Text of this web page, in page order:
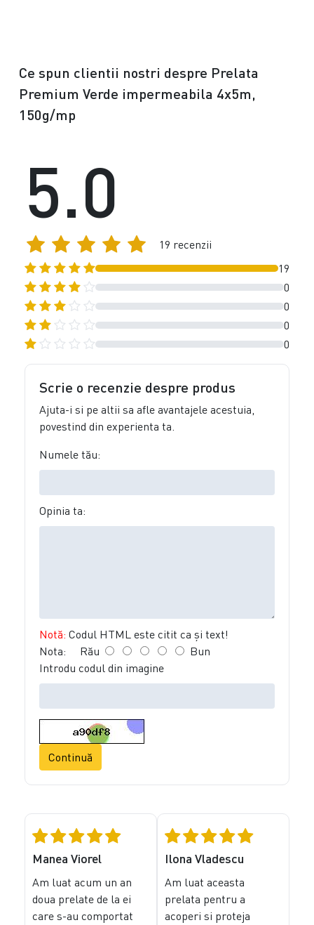
Ce spun clientii nostri despre Prelata
Premium Verde impermeabila 4x5m,
150g/mp
19
0
0
0
0
5.0
19 recenzii
Scrie o recenzie despre produs
Ajuta-i si pe altii sa afle avantajele acestuia,
povestind din experienta ta.
Numele tău:
Opinia ta:
Notă: Codul HTML este citit ca şi text!
Nota: Rău
Bun
Introdu codul din imagine
Continuă
Manea Viorel
Am luat acum un an
doua prelate de la ei
care s-au comportat
Ilona Vladescu
Am luat aceasta
prelata pentru a
acoperi si proteja